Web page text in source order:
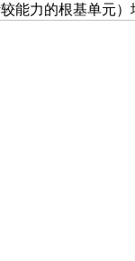
能力的根基单元）